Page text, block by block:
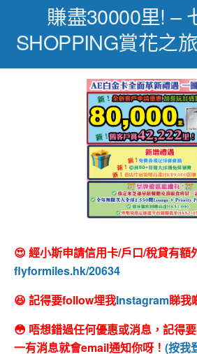
賺盡30000里! –
SHOPPING賞花之
😍 經小斯申請信用卡/戶口/稅貸有額
flyformiles.hk/20634
😆 記得要follow埋我Instagram睇我
😳 唔想錯過任何優惠或消息，記得
一有消息就會email通知你呀！ (按我